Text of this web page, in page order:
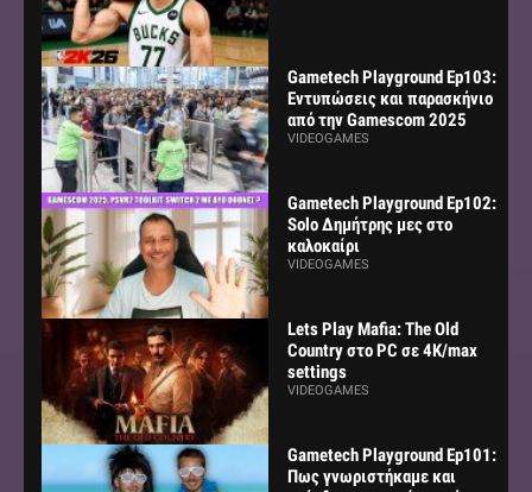
Gametech Playground Ep103:
Εντυπώσεις και παρασκήνιο
από την Gamescom 2025
VIDEOGAMES
Gametech Playground Ep102:
Solo Δημήτρης μες στο
καλοκαίρι
VIDEOGAMES
Lets Play Mafia: The Old
Country στο PC σε 4K/max
settings
VIDEOGAMES
Gametech Playground Ep101:
Πως γνωριστήκαμε και